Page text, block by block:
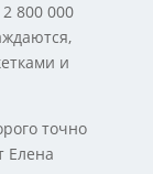
800 000
и
точно
Елена